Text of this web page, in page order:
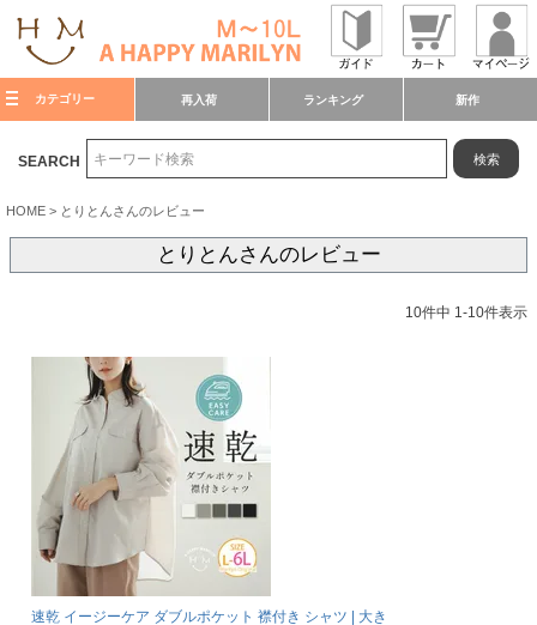
カテゴリー 再入荷 ランキング 新作
SEARCH 検索
HOME とりとんさんのレビュー
とりとんさんのレビュー
10件中 1-10件表示
速乾 イージーケア ダブルポケット 襟付き シャツ | 大き